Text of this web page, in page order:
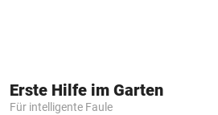
Erste Hilfe im Garten
Für intelligente Faule